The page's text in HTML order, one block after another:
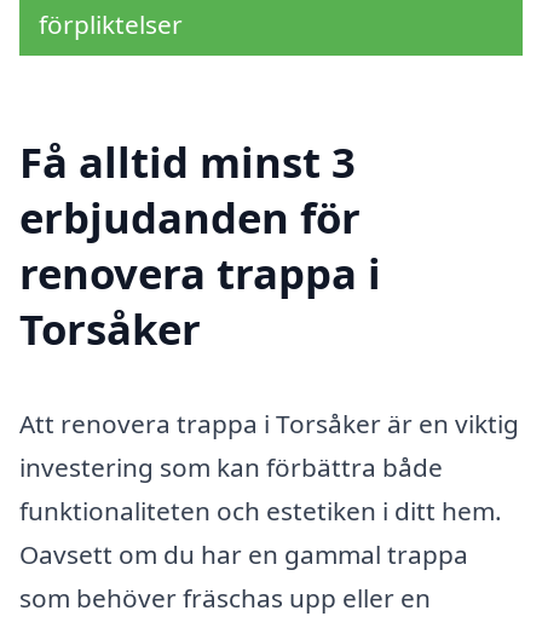
förpliktelser
Få alltid minst 3
erbjudanden för
renovera trappa i
Torsåker
Att renovera trappa i Torsåker är en viktig
investering som kan förbättra både
funktionaliteten och estetiken i ditt hem.
Oavsett om du har en gammal trappa
som behöver fräschas upp eller en